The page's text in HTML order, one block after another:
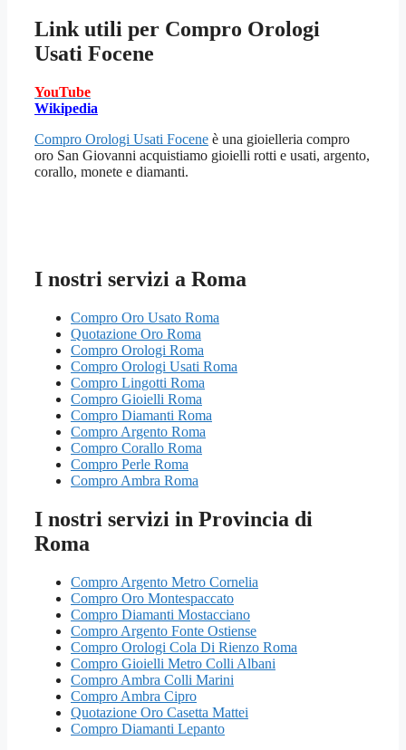
Link utili per Compro Orologi
Usati Focene
YouTube
Wikipedia
Compro Orologi Usati Focene è una gioielleria compro
oro San Giovanni acquistiamo gioielli rotti e usati, argento,
corallo, monete e diamanti.
I nostri servizi a Roma
Compro Oro Usato Roma
Quotazione Oro Roma
Compro Orologi Roma
Compro Orologi Usati Roma
Compro Lingotti Roma
Compro Gioielli Roma
Compro Diamanti Roma
Compro Argento Roma
Compro Corallo Roma
Compro Perle Roma
Compro Ambra Roma
I nostri servizi in Provincia di
Roma
Compro Argento Metro Cornelia
Compro Oro Montespaccato
Compro Diamanti Mostacciano
Compro Argento Fonte Ostiense
Compro Orologi Cola Di Rienzo Roma
Compro Gioielli Metro Colli Albani
Compro Ambra Colli Marini
Compro Ambra Cipro
Quotazione Oro Casetta Mattei
Compro Diamanti Lepanto